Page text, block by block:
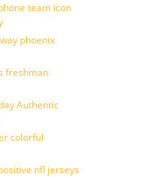
team icon
phoenix
freshman
Authentic
colorful
nfl jerseys